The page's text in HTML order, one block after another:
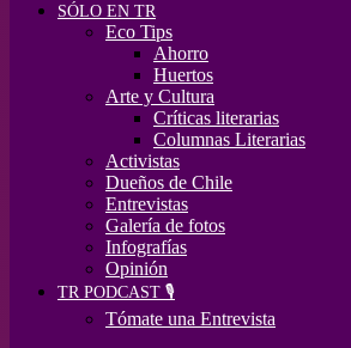
SÓLO EN TR
Eco Tips
Ahorro
Huertos
Arte y Cultura
Críticas literarias
Columnas Literarias
Activistas
Dueños de Chile
Entrevistas
Galería de fotos
Infografías
Opinión
TR PODCAST 🎙️
Tómate una Entrevista